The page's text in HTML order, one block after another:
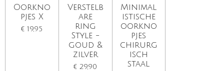
Oorkno
pjes X
€ 19,95
Verstelb
are
ring
Style -
goud &
zilver
€ 29,90
Minimal
istische
oorkno
pjes
chirurg
isch
staal